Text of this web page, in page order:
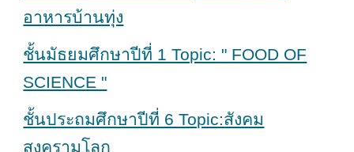
อาหารบ้านทุ่ง
ชั้นมัธยมศึกษาปีที่ 1 Topic: " FOOD OF
SCIENCE "
ชั้นประถมศึกษาปีที่ 6 Topic:สังคม
สงครามโลก